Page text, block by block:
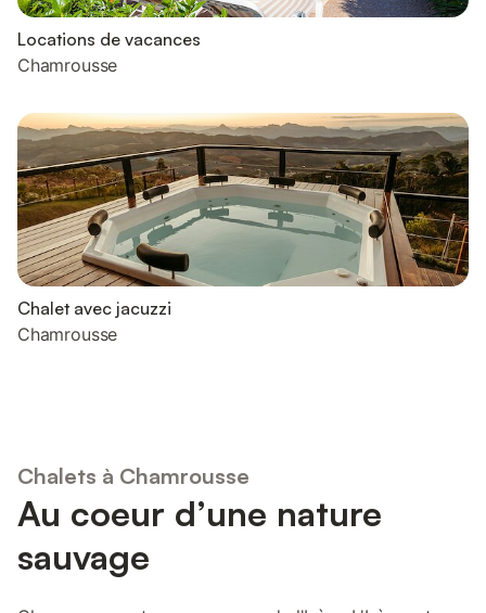
Locations de vacances
Chamrousse
Chalet avec jacuzzi
Chamrousse
Chalets à Chamrousse
Au coeur d’une nature
sauvage